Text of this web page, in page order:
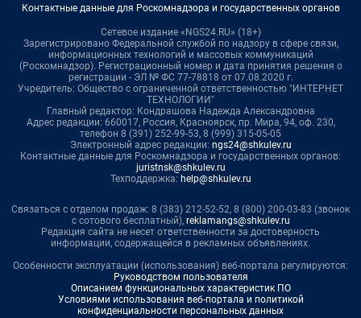
Контактные данные для Роскомнадзора и государственных органов
Сетевое издание «NGS24.RU» (18+)
Зарегистрировано Федеральной службой по надзору в сфере связи,
информационных технологий и массовых коммуникаций
(Роскомнадзор). Регистрационный номер и дата принятия решения о
регистрации - ЭЛ № ФС 77-78818 от 07.08.2020 г.
Учредитель: Общество с ограниченной ответственностью "ИНТЕРНЕТ
ТЕХНОЛОГИИ"
Главный редактор: Кондрашова Надежда Александровна
Адрес редакции: 660017, Россия, Красноярск, пр. Мира, 94, оф. 230,
телефон 8 (391) 252-99-53, 8 (999) 315-05-05
Электронный адрес редакции: ngs24@shkulev.ru
Контактные данные для Роскомнадзора и государственных органов:
juristnsk@shkulev.ru
Техподдержка: help@shkulev.ru
Связаться с отделом продаж: 8 (383) 212-52-52, 8 (800) 200-03-83 (звонок
с сотового бесплатный), reklamangs@shkulev.ru
Редакция сайта не несет ответственности за достоверность
информации, содержащейся в рекламных объявлениях.
Особенности эксплуатации (использования) веб-портала регулируются:
Руководством пользователя
Описанием функциональных характеристик ПО
Условиями использования веб-портала и политикой
конфиденциальности персональных данных